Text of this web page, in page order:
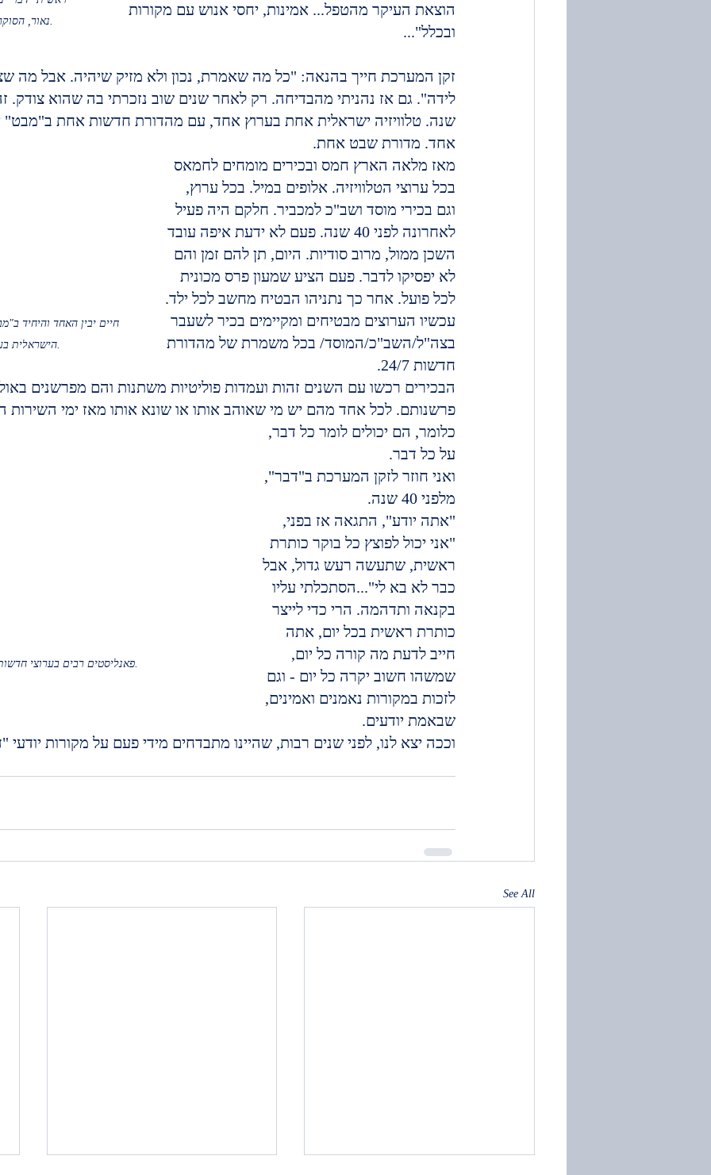
נאור, הסוקר את תולדותיו הראשונים.
הוצאת העיקר מהטפל... אמינות, יחסי אנוש עם מקורות
ובכלל"...
זקן המערכת חייך בהנאה: "כל מה שאמרת, נכון ולא מזיק שיהיה. אבל מה
שנה. טלוויזיה ישראלית אחת בערוץ אחד, עם מהדורת חדשות אחת ב"מבט"
אחד. מדורת שבט אחת.
חיים יבין האחד והיחיד
מאז מלאה הארץ חמס ובכירים מומחים לחמאס
בכל ערוצי הטלוויזיה. אלופים במיל. בכל ערוץ,
וגם בכירי מוסד ושב"כ למכביר. חלקם היה פעיל
לאחרונה לפני 40 שנה. פעם לא ידעת איפה עובד
השכן ממול, מרוב סודיות. היום, תן להם זמן והם
לא יפסיקו לדבר. פעם הציע שמעון פרס מכונית
לכל פועל. אחר כך נתניהו הבטיח מחשב לכל ילד.
עכשיו הערוצים מבטיחים ומקיימים בכיר לשעבר
בצה"ל/השב"כ/המוסד/ בכל משמרת של מהדורת
חדשות 24/7.
הבכירים רכשו עם השנים זהות ועמדות פוליטיות משתנות והם מפרשנים
פרשנותם. לכל אחד מהם יש מי שאוהב אותו או שונא אותו מאז ימי השירות
פאנליסטים רבים בערוצי חדשות משתנים.
כלומר, הם יכולים לומר כל דבר,
על כל דבר.
ואני חוזר לזקן המערכת ב"דבר",
מלפני 40 שנה.
"אתה יודע", התגאה אז בפני,
"אני יכול לפוצץ כל בוקר כותרת
ראשית, שתעשה רעש גדול, אבל
כבר לא בא לי"...הסתכלתי עליו
בקנאה ותדהמה. הרי כדי לייצר
כותרת ראשית בכל יום, אתה
חייב לדעת מה קורה כל יום,
שמשהו חשוב יקרה כל יום - וגם
לזכות במקורות נאמנים ואמינים,
שבאמת יודעים.
וככה יצא לנו, לפני שנים רבות, שהיינו מתבדחים מידי פעם על מקורות יודעי
See All